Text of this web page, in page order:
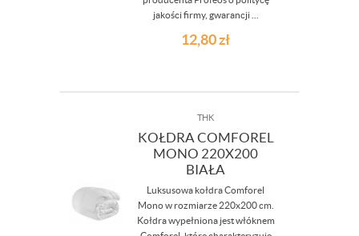
jakości firmy, gwarancji ...
12,80zł
THK
KOŁDRA COMFOREL
MONO 220X200
BIAŁA
Luksusowa kołdra Comforel
Mono w rozmiarze 220x200 cm.
Kołdra wypełniona jest włóknem